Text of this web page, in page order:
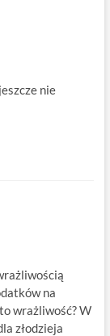
nie
na
wrażliwość? W
złodzieja